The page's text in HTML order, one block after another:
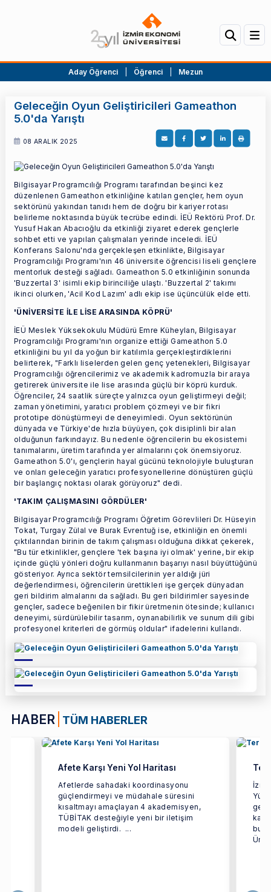
Aday Öğrenci Öğrenci Mezun
Geleceğin Oyun Geliştiricileri Gameathon
5.0'da Yarıştı
08 ARALIK 2025
Bilgisayar Programcılığı Programı tarafından beşinci kez
düzenlenen Gameathon etkinliğine katılan gençler, hem oyun
sektörünü yakından tanıdı hem de doğru bir kariyer rotası
belirleme noktasında büyük tecrübe edindi. İEÜ Rektörü Prof. Dr.
Yusuf Hakan Abacıoğlu da etkinliği ziyaret ederek gençlerle
sohbet etti ve yapılan çalışmaları yerinde inceledi. İEÜ
Konferans Salonu'nda gerçekleşen etkinlikte, Bilgisayar
Programcılığı Programı'nın 46 üniversite öğrencisi liseli gençlere
mentorluk desteği sağladı. Gameathon 5.0 etkinliğinin sonunda
'Buzzertal 3' isimli ekip birinciliğe ulaştı. 'Buzzertal 2' takımı
ikinci olurken, 'Acil Kod Lazım' adlı ekip ise üçüncülük elde etti.
'ÜNİVERSİTE İLE LİSE ARASINDA KÖPRÜ'
İEÜ Meslek Yüksekokulu Müdürü Emre Küheylan, Bilgisayar
Programcılığı Programı'nın organize ettiği Gameathon 5.0
etkinliğini bu yıl da yoğun bir katılımla gerçekleştirdiklerini
belirterek, "Farklı liselerden gelen genç yetenekleri, Bilgisayar
Programcılığı öğrencilerimiz ve akademik kadromuzla bir araya
getirerek üniversite ile lise arasında güçlü bir köprü kurduk.
Öğrenciler, 24 saatlik süreçte yalnızca oyun geliştirmeyi değil;
zaman yönetimini, yaratıcı problem çözmeyi ve bir fikri
prototipe dönüştürmeyi de deneyimledi. Oyun sektörünün
dünyada ve Türkiye'de hızla büyüyen, çok disiplinli bir alan
olduğunun farkındayız. Bu nedenle öğrencilerin bu ekosistemi
tanımalarını, üretim tarafında yer almalarını çok önemsiyoruz.
Gameathon 5.0'ı, gençlerin hayal gücünü teknolojiyle buluşturan
ve onları geleceğin yaratıcı profesyonellerine dönüştüren güçlü
bir başlangıç noktası olarak görüyoruz" dedi.
'TAKIM ÇALIŞMASINI GÖRDÜLER'
Bilgisayar Programcılığı Programı Öğretim Görevlileri Dr. Hüseyin
Tokat, Turgay Zülal ve Burak Evrentuğ ise, etkinliğin en önemli
çıktılarından birinin de takım çalışması olduğuna dikkat çekerek,
"Bu tür etkinlikler, gençlere 'tek başına iyi olmak' yerine, bir ekip
içinde güçlü yönleri doğru kullanmanın başarıyı nasıl büyüttüğünü
gösteriyor. Ayrıca sektör temsilcilerinin yer aldığı jüri
değerlendirmesi, öğrencilerin ürettikleri işe gerçek dünyadan
geri bildirim almalarını da sağladı. Bu geri bildirimler sayesinde
gençler, sadece beğenilen bir fikir üretmenin ötesinde; kullanıcı
deneyimi, sürdürülebilir tasarım, oynanabilirlik ve sunum dili gibi
profesyonel kriterleri de görmüş oldular" ifadelerini kullandı.
HABER TÜM HABERLER
Afete Karşı Yeni Yol Haritası
Afetlerde sahadaki koordinasyonu
güçlendirmeyi ve müdahale süresini
kısaltmayı amaçlayan 4 akademisyen,
TÜBİTAK desteğiyle yeni bir iletişim
modeli geliştirdi. ...